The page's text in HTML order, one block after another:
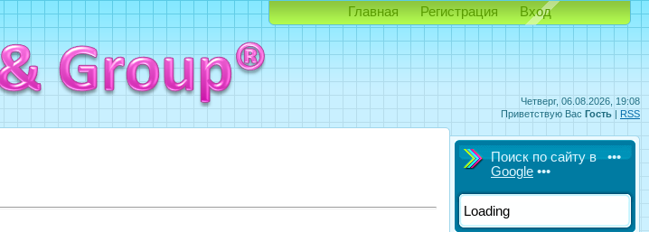
Четверг, 06.08.2026, 19:08
Приветствую Вас Гость | RSS
Главная Регистрация Вход
Поиск по сайту в •••
Google •••
Loading